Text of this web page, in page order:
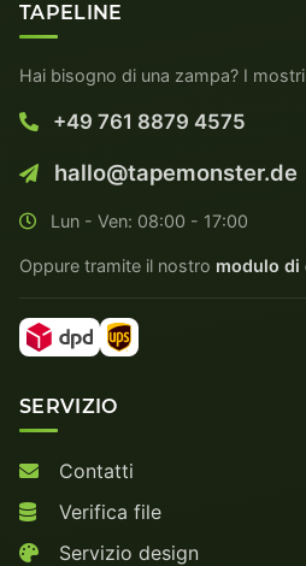
TAPELINE
Hai bisogno di una zampa? I
+49 761 8879 4575
hallo@tapemonster.de
Lun - Ven: 08:00 - 17:00
Oppure tramite il nostro modulo di
SERVIZIO
Contatti
Verifica file
Servizio design